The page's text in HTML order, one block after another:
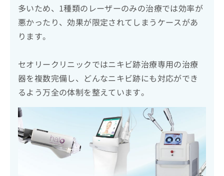
多いため、1種類のレーザーのみの治療では効率が
悪かったり、効果が限定されてしまうケースがあ
ります。
セオリークリニックではニキビ跡治療専用の治療
器を複数完備し、どんなニキビ跡にも対応ができ
るよう万全の体制を整えています。